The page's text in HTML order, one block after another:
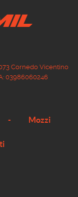
Cornedo Vicentino
03986060246
- Mozzi